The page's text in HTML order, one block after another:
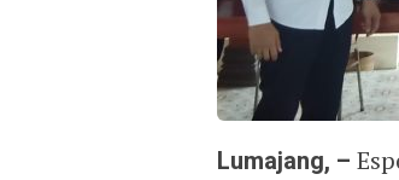
Lumajang, –